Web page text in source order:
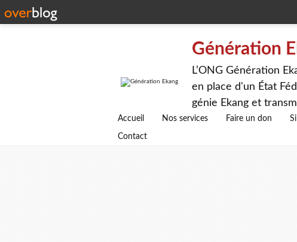
Génération
L’ONG Génération
en place d'un État
génie Ekang et
avenirs.
Accueil Nos services Faire un don
Contact